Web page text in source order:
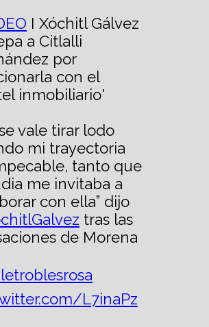
I Xóchitl Gálvez
a Citlalli
por
con el
inmobiliario'
vale tirar lodo
mi trayectoria
tanto que
me invitaba a
con ella” dijo
tras las
de Morena
L7inaPz